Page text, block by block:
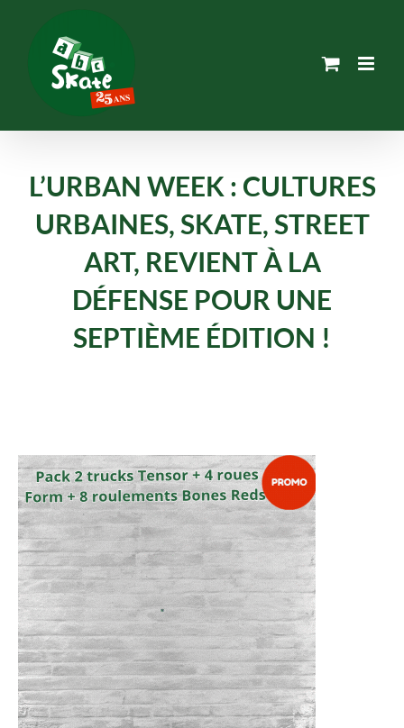
L’URBAN WEEK : CULTURES
URBAINES, SKATE, STREET
ART, REVIENT À LA
DÉFENSE POUR UNE
SEPTIÈME ÉDITION !